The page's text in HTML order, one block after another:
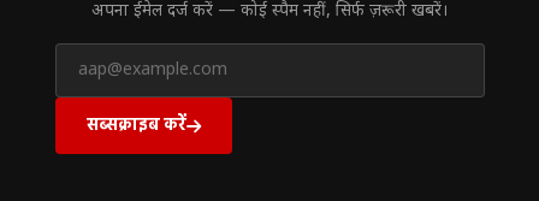
अपना ईमेल दर्ज करें — कोई स्पैम नहीं, सिर्फ ज़रूरी खबरें।
सब्सक्राइब करें